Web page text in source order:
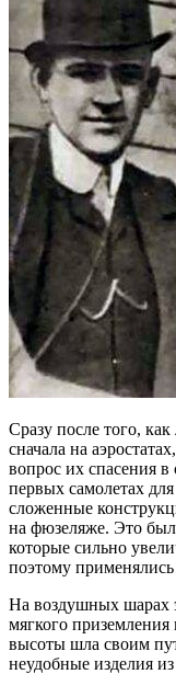
Сразу после того,
сначала на
вопрос их спасения
первых самолетах
сложенные
на фюзеляже. Это
которые сильно
поэтому применялись
На воздушных шарах
мягкого
высоты шла своим
неудобные изделия